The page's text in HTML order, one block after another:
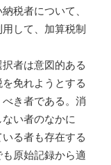
税者について、
して、加算税制
者は意図的ある
免れようとする
き者である。消
い者のなかに
る者も存在する
原始記録から適